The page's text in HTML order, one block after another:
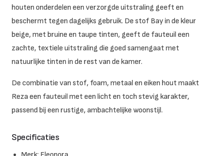
houten onderdelen een verzorgde uitstraling geeft en
beschermt tegen dagelijks gebruik. De stof Bay in de kleur
beige, met bruine en taupe tinten, geeft de fauteuil een
zachte, textiele uitstraling die goed samengaat met
natuurlijke tinten in de rest van de kamer.
De combinatie van stof, foam, metaal en eiken hout maakt
Reza een fauteuil met een licht en toch stevig karakter,
passend bij een rustige, ambachtelijke woonstijl.
Specificaties